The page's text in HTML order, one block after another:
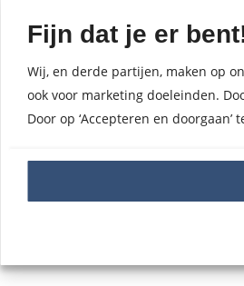
Fijn dat je er
Wij, en derde partijen, maken op
ook voor marketing doeleinden.
Door op ‘Accepteren en